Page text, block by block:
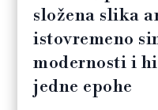
složena slika
istovremeno
modernosti i
jedne epohe